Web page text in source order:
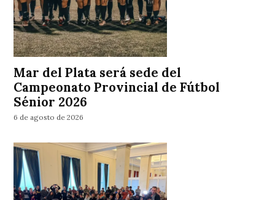
Mar del Plata será sede del
Campeonato Provincial de Fútbol
Sénior 2026
6 de agosto de 2026